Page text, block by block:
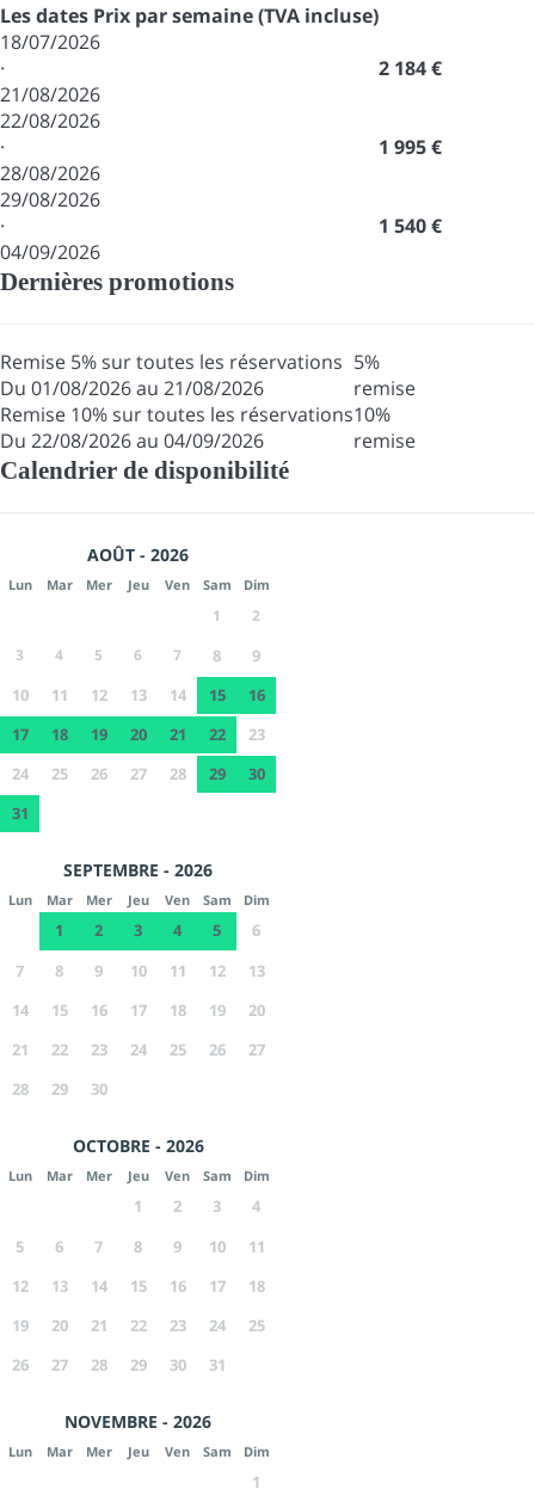
Les dates Prix par semaine (TVA incluse)
18/07/2026
·
21/08/2026
2 184 €
22/08/2026
·
28/08/2026
1 995 €
29/08/2026
·
04/09/2026
1 540 €
Dernières promotions
Remise 5% sur toutes les réservations
Du 01/08/2026 au 21/08/2026
5%
remise
Remise 10% sur toutes les réservations
Du 22/08/2026 au 04/09/2026
10%
remise
Calendrier de disponibilité
AOÛT - 2026
Lun Mar Mer Jeu Ven Sam Dim
1
2
3
4 5 6 7 8
9
10
11 12 13 14 15
16
17
18 19 20 21 22
23
24
25 26 27 28 29
30
31
SEPTEMBRE - 2026
Lun Mar Mer Jeu Ven Sam Dim
1 2 3 4 5
6
7
8 9 10 11 12
13
14
15 16 17 18 19
20
21
22 23 24 25 26
27
28
29 30
OCTOBRE - 2026
Lun Mar Mer Jeu Ven Sam Dim
1 2 3
4
5
6 7 8 9 10
11
12
13 14 15 16 17
18
19
20 21 22 23 24
25
26
27 28 29 30 31
NOVEMBRE - 2026
Lun Mar Mer Jeu Ven Sam Dim
1